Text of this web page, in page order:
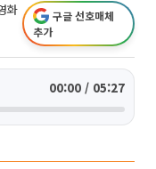
화
구글 선호매체
추가
00:00 / 05:27